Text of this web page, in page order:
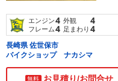
エンジン4 外観 4
フレーム4 足まわり 4
長崎県 佐世保市
バイクショップ ナカシマ
無料 お見積り/お問合せ